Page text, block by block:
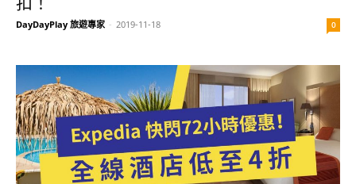
DayDayPlay 旅遊專家 - 2019-11-18 0